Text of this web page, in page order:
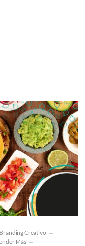
Branding Creativo
Más